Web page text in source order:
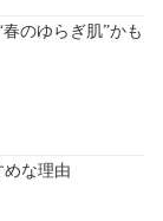
のゆらぎ肌”かも
めな理由